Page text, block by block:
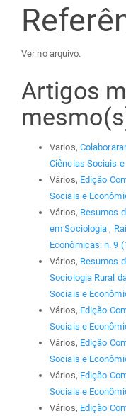
Ver no arquivo.
Artigos
Varios,
Ciências Sociais e
Vários, Edição
Sociais e
Vários, Resumos
em Sociologia ,
Econômicas: n. 9
Vários, Resumos
Sociologia Rural
Sociais e
Vários, Edição
Sociais e
Vários, Edição
Sociais e
Vários, Edição
Sociais e
Vários, Edição